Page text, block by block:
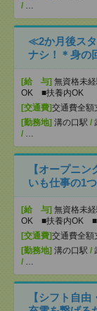
/ …
≪2か月後ス
ナシ！＊身の
[給 与] 無資格未
OK ■扶養内OK
[交通費]交通費全額
[勤務地] 溝の口駅 /
/ …
【オープニ
いも仕事の1
[給 与] 無資格未
OK ■扶養内OK ■
[交通費]交通費全額
[勤務地] 溝の口駅 /
/ …
【シフト自